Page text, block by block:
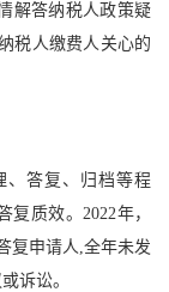
解答纳税人政策疑
税人缴费人关心的
、答复、归档等程
质效。2022年，
复申请人,全年未发
诉讼。